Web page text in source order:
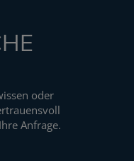
oder
Anfrage.